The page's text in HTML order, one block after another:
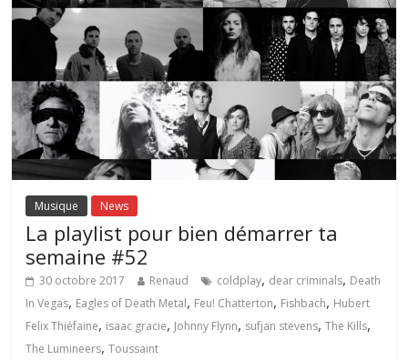
Musique News
La playlist pour bien démarrer ta
semaine #52
30 octobre 2017 Renaud coldplay, dear criminals, Death
In Vegas, Eagles of Death Metal, Feu! Chatterton, Fishbach, Hubert
Felix Thiéfaine, isaac gracie, Johnny Flynn, sufjan stevens,The Kills,
The Lumineers,Toussaint